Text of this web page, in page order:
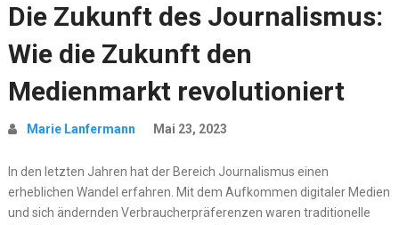
Die Zukunft des Journalismus:
Wie die Zukunft den
Medienmarkt revolutioniert
Marie Lanfermann Mai 23, 2023
In den letzten Jahren hat der Bereich Journalismus einen
erheblichen Wandel erfahren. Mit dem Aufkommen digitaler Medien
und sich ändernden Verbraucherpräferenzen waren traditionelle